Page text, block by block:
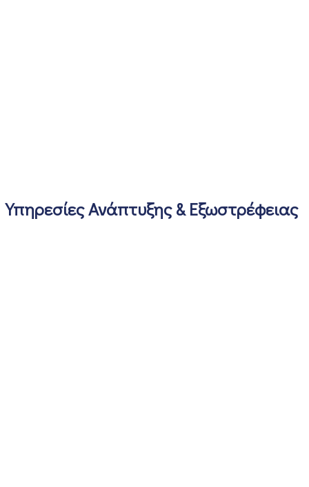
Υπηρεσίες Ανάπτυξης & Εξωστρέφειας